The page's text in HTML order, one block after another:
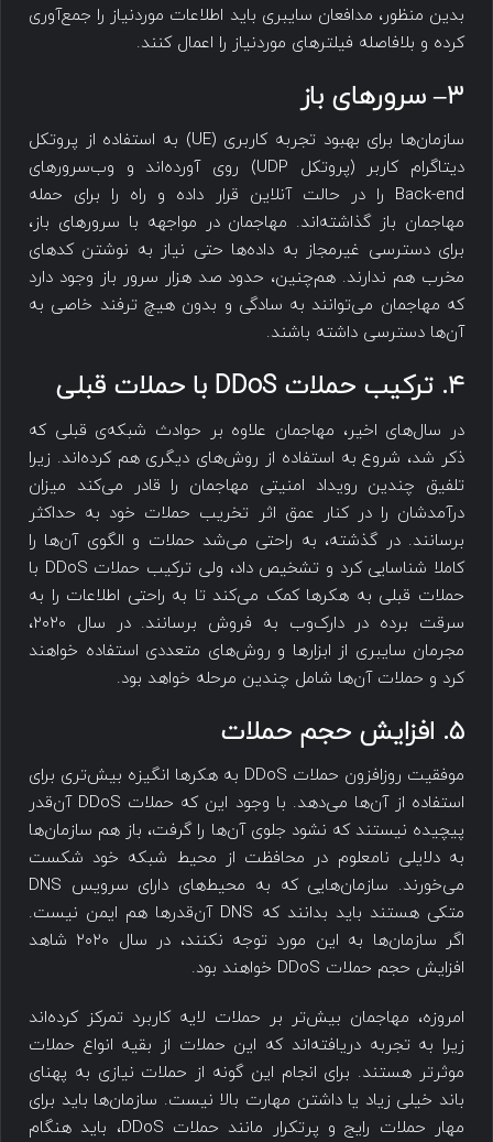
بدین منظور، مدافعان سایبری باید اطلاعات موردنیاز را جمع‌آوری
کرده و بلافاصله فیلترهای موردنیاز را اعمال کنند.
۳–سرورهای باز
سازمان‌ها برای بهبود تجربه کاربری (UE) به استفاده از پروتکل
دیتاگرام کاربر (پروتکل UDP) روی آورده‌اند و وب‌سرورهای
Back-end را در حالت آنلاین قرار داده و راه را برای حمله
مهاجمان باز گذاشته‌اند. مهاجمان در مواجهه با سرورهای باز،
برای دسترسی غیرمجاز به داده‌ها حتی نیاز به نوشتن کدهای
مخرب هم ندارند. هم‌چنین، حدود صد هزار سرور باز وجود دارد
که مهاجمان می‌توانند به سادگی و بدون هیچ ترفند خاصی به
آن‌ها دسترسی داشته باشند.
۴. ترکیب حملات DDoS با حملات قبلی
در سال‌های اخیر، مهاجمان علاوه بر حوادث شبکه‌ی قبلی که
ذکر شد، شروع به استفاده از روش‌های دیگری هم کرده‌اند. زیرا
تلفیق چندین رویداد امنیتی مهاجمان را قادر می‌کند میزان
درآمدشان را در کنار عمق اثر تخریب حملات خود به حداکثر
برسانند. در گذشته، به راحتی می‌شد حملات و الگوی آن‌ها را
کاملا شناسایی کرد و تشخیص داد، ولی ترکیب حملات DDoS با
حملات قبلی به هکرها کمک می‌کند تا به راحتی اطلاعات را به
سرقت برده در دارک‌وب به فروش برسانند. در سال ۲۰۲۰،
مجرمان سایبری از ابزارها و روش‌های متعددی استفاده خواهند
کرد و حملات آن‌ها شامل چندین مرحله خواهد بود.
۵. افزایش حجم حملات
موفقیت روزافزون حملات DDoS به هکرها انگیزه‌ بیش‌تری برای
استفاده از آن‌ها می‌دهد. با وجود این که حملات DDoS آن‌قدر
پیچیده نیستند که نشود جلوی آن‌ها را گرفت، باز هم سازمان‌ها
به دلایلی نامعلوم در محافظت از محیط شبکه خود شکست
می‌خورند. سازمان‌هایی که به محیط‌های دارای سرویس DNS
متکی هستند باید بدانند که DNS آن‌قدرها هم ایمن نیست.
اگر سازمان‌ها به این مورد توجه نکنند، در سال ۲۰۲۰ شاهد
افزایش حجم حملات DDoS خواهند بود.
امروزه، مهاجمان بیش‌تر بر حملات لایه کاربرد تمرکز کرده‌اند
زیرا به تجربه دریافته‌اند که این حملات از بقیه انواع حملات
موثرتر هستند. برای انجام این گونه از حملات نیازی به پهنای
باند خیلی زیاد یا داشتن مهارت بالا نیست. سازمان‌ها باید برای
مهار حملات رایج و پرتکرار مانند حملات DDoS، باید هنگام